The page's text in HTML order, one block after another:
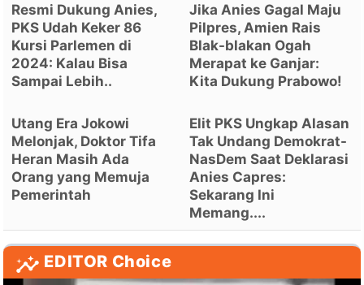
Resmi Dukung Anies,
PKS Udah Keker 86
Kursi Parlemen di
2024: Kalau Bisa
Sampai Lebih..
Jika Anies Gagal Maju
Pilpres, Amien Rais
Blak-blakan Ogah
Merapat ke Ganjar:
Kita Dukung Prabowo!
Utang Era Jokowi
Melonjak, Doktor Tifa
Heran Masih Ada
Orang yang Memuja
Pemerintah
Elit PKS Ungkap Alasan
Tak Undang Demokrat-
NasDem Saat Deklarasi
Anies Capres:
Sekarang Ini
Memang....
EDITOR Choice